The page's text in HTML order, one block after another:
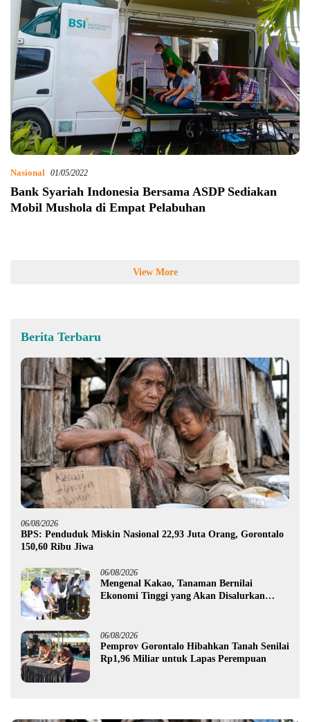
Nasional 01/05/2022
Bank Syariah Indonesia Bersama ASDP Sediakan
Mobil Mushola di Empat Pelabuhan
View More
Berita Terbaru
06/08/2026
BPS: Penduduk Miskin Nasional 22,93 Juta Orang, Gorontalo
150,60 Ribu Jiwa
06/08/2026
Mengenal Kakao, Tanaman Bernilai
Ekonomi Tinggi yang Akan Disalurkan
06/08/2026
Pemprov Gorontalo Hibahkan Tanah Senilai
Rp1,96 Miliar untuk Lapas Perempuan